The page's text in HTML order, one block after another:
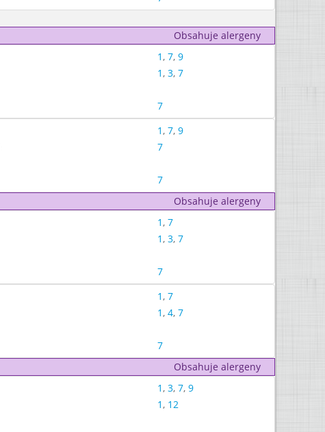
Obsahuje alergeny
1, 7, 9
1, 3, 7
7
1, 7, 9
7
7
Obsahuje alergeny
1, 7
1, 3, 7
7
1, 7
1, 4, 7
7
Obsahuje alergeny
1, 3, 7, 9
1, 12